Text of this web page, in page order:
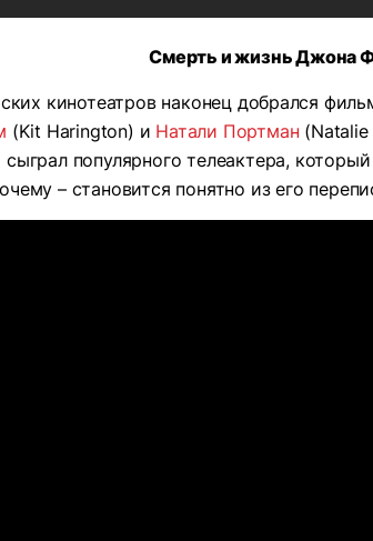
Смерть и жизнь Джона
кинотеатров наконец добрался
(Kit Harington) и Натали Портман (Natalie
сыграл популярного телеактера,
– становится понятно из его